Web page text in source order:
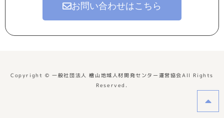
お問い合わせはこちら
Copyright © 一般社団法人 檜山地域人材開発センター運営協会All Rights
Reserved.